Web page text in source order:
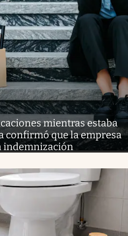
mientras estaba
confirmó que la empresa
indemnización